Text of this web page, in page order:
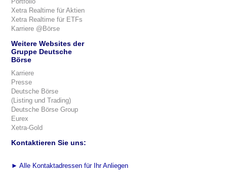
Xetra Realtime für Aktien
Xetra Realtime für ETFs
Karriere @Börse
Weitere Websites der
Gruppe Deutsche
Börse
Karriere
Presse
Deutsche Börse
(Listing und Trading)
Deutsche Börse Group
Eurex
Xetra-Gold
Kontaktieren Sie uns:
► Alle Kontaktadressen für Ihr Anliegen